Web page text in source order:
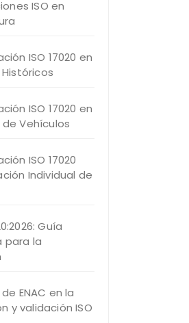
ISO en
ISO 17020 en
ISO 17020 en
Vehículos
ISO 17020
Individual de
Guía
para la
ENAC en la
y validación ISO